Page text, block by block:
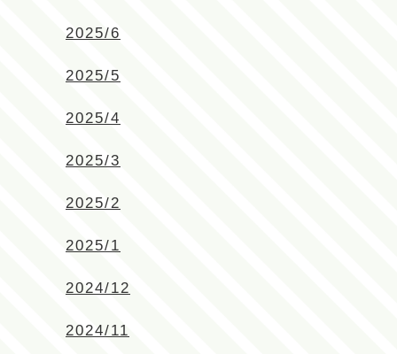
2025/6
2025/5
2025/4
2025/3
2025/2
2025/1
2024/12
2024/11